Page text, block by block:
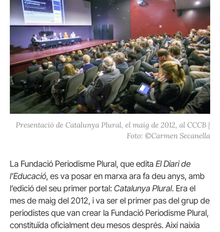
Presentació de Catalunya Plural, el maig de 2012, al CCCB |
Foto: ©Carmen Secanella
La Fundació Periodisme Plural, que edita El Diari de
l’Educació, es va posar en marxa ara fa deu anys, amb
l’edició del seu primer portal: Catalunya Plural. Era el
mes de maig del 2012, i va ser el primer pas del grup de
periodistes que van crear la Fundació Periodisme Plural,
constituïda oficialment deu mesos després. Així naixia